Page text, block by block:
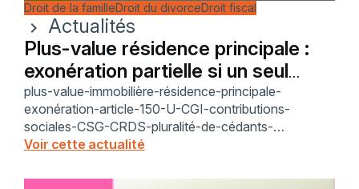
Droit de la familleDroit du divorceDroit fiscal
chevron_right
Actualités
Plus-value résidence principale :
exonération partielle si un seul
cédant y vit
plus-value-immobilière-résidence-principale-
exonération-article-150-U-CGI-contributions-
sociales-CSG-CRDS-pluralité-de-cédants-
imposition-commune-époux-séparés-indivision-
2025-CAA-Marseille-TA-Toulon
Voir cette actualité